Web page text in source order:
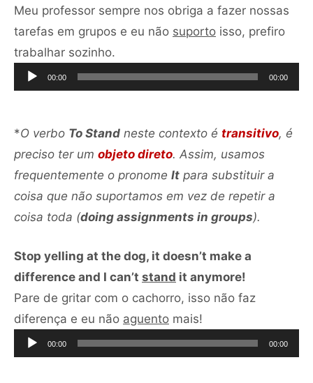
Meu professor sempre nos obriga a fazer nossas
tarefas em grupos e eu não suporto isso, prefiro
trabalhar sozinho.
de
áudio
00:00 00:00
*O verbo To Stand neste contexto é transitivo, é
preciso ter um objeto direto. Assim, usamos
frequentemente o pronome It para substituir a
coisa que não suportamos em vez de repetir a
coisa toda (doing assignments in groups).
Stop yelling at the dog, it doesn’t make a
difference and I can’t stand it anymore!
Pare de gritar com o cachorro, isso não faz
diferença e eu não aguento mais!
de
áudio
00:00 00:00